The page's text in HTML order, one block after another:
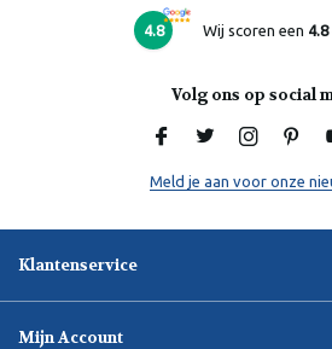
4.8 Wij scoren een 4.8
Volg ons op social
Meld je aan voor onze
Klantenservice
Mijn Account
Online